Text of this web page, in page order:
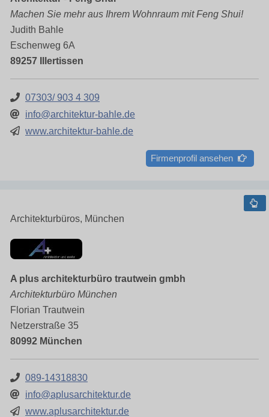
Machen Sie mehr aus Ihrem Wohnraum mit Feng Shui!
Judith Bahle
Eschenweg 6A
89257 Illertissen
07303/ 903 4 309
info@architektur-bahle.de
www.architektur-bahle.de
Firmenprofil ansehen
Architekturbüros, München
A plus architekturbüro trautwein gmbh
Architekturbüro München
Florian Trautwein
Netzerstraße 35
80992 München
089-14318830
info@aplusarchitektur.de
www.aplusarchitektur.de